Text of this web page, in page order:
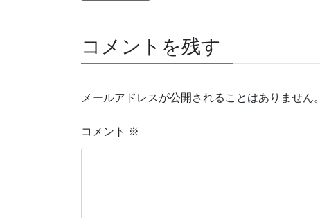
コメントを残す
メールアドレスが公開されることはありません。
コメント ※